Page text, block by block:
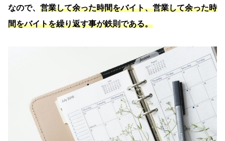
なので、 営業して余った時間をバイト、営業して余った時
間をバイトを繰り返す事が鉄則である。